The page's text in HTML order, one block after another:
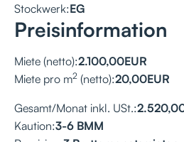
Stockwerk:EG
Preisinformation
Miete (netto):2.100,00EUR
Miete pro m2 (netto):20,00EUR
Gesamt/Monat inkl. USt.:
Kaution:3-6 BMM